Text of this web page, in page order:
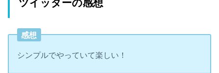
ツイッターの感想
感想
シンプルでやっていて楽しい！